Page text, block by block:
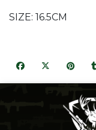
SIZE: 16.5CM